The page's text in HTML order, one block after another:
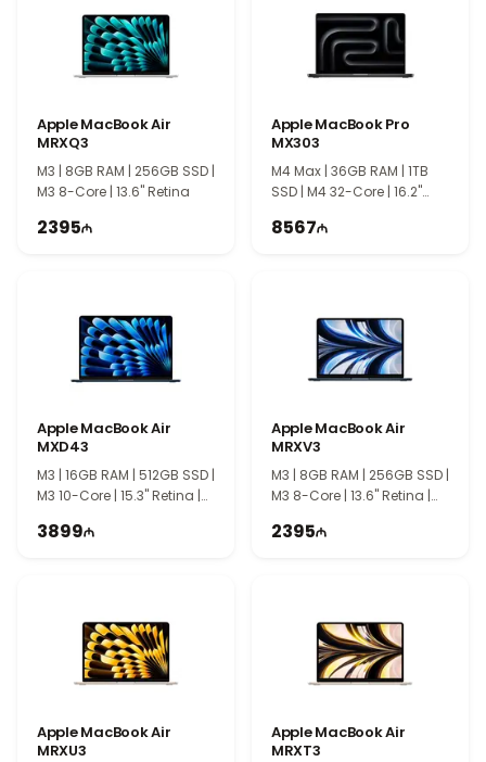
Apple MacBook Air
MRXQ3
M3 | 8GB RAM | 256GB SSD |
M3 8-Core | 13.6" Retina
2395
Apple MacBook Pro
MX303
M4 Max | 36GB RAM | 1TB
SSD | M4 32-Core | 16.2"
8567
Apple MacBook Air
MXD43
M3 | 16GB RAM | 512GB SSD |
M3 10-Core | 15.3" Retina |
3899
Apple MacBook Air
MRXV3
M3 | 8GB RAM | 256GB SSD |
M3 8-Core | 13.6" Retina |
2395
Apple MacBook Air
MRXU3
Apple MacBook Air
MRXT3